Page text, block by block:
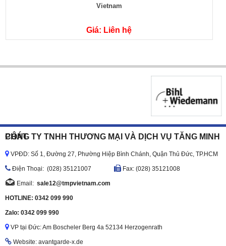
Vietnam
Giá: Liên hệ
CÔNG TY TNHH THƯƠNG MẠI VÀ DỊCH VỤ TĂNG MINH PHÁT
VPĐD: Số 1, Đường 27, Phường Hiệp Bình Chánh, Quận Thủ Đức, TP.HCM
Ðiện Thoại: (028) 35121007 Fax: (028) 35121008
Email: sale12@tmpvietnam.com
HOTLINE: 0342 099 990
Zalo: 0342 099 990
VP tại Đức: Am Boscheler Berg 4a 52134 Herzogenrath
Website: avantgarde-x.de